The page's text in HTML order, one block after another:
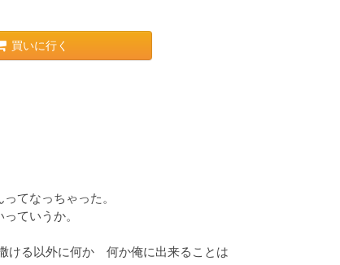
買いに行く
てなっちゃった。
ていうか。
る以外に何か　何か俺に出来ることは